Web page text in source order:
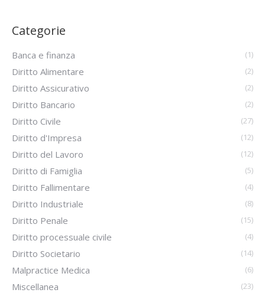
Categorie
Banca e finanza (1)
Diritto Alimentare (2)
Diritto Assicurativo (2)
Diritto Bancario (2)
Diritto Civile (27)
Diritto d'Impresa (12)
Diritto del Lavoro (12)
Diritto di Famiglia (5)
Diritto Fallimentare (4)
Diritto Industriale (8)
Diritto Penale (15)
Diritto processuale civile (4)
Diritto Societario (14)
Malpractice Medica (6)
Miscellanea (23)